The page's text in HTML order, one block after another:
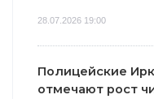
28.07.2026 19:00
Полицейские
отмечают рост